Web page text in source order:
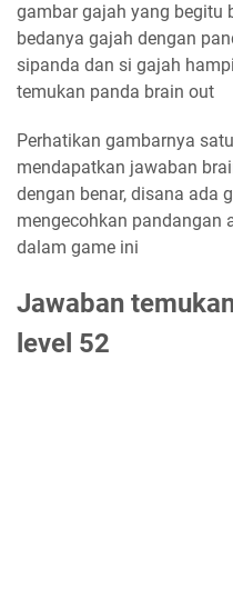
gambar gajah yang begitu
bedanya gajah dengan
sipanda dan si gajah
temukan panda brain out
Perhatikan gambarnya
mendapatkan jawaban
dengan benar, disana ada
mengecohkan pandangan
dalam game ini
Jawaban
level 52